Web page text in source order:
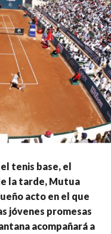
tenis base, el
la tarde, Mutua
acto en el que
jóvenes promesas
acompañará a